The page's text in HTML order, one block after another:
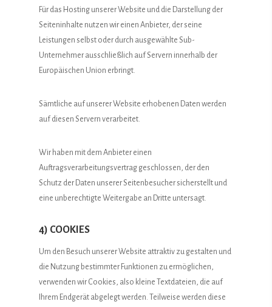
Für das Hosting unserer Website und die Darstellung der
Seiteninhalte nutzen wir einen Anbieter, der seine
Leistungen selbst oder durch ausgewählte Sub-
Unternehmer ausschließlich auf Servern innerhalb der
Europäischen Union erbringt.
Sämtliche auf unserer Website erhobenen Daten werden
auf diesen Servern verarbeitet.
Wir haben mit dem Anbieter einen
Auftragsverarbeitungsvertrag geschlossen, der den
Schutz der Daten unserer Seitenbesucher sicherstellt und
eine unberechtigte Weitergabe an Dritte untersagt.
4) COOKIES
Um den Besuch unserer Website attraktiv zu gestalten und
die Nutzung bestimmter Funktionen zu ermöglichen,
verwenden wir Cookies, also kleine Textdateien, die auf
Ihrem Endgerät abgelegt werden. Teilweise werden diese